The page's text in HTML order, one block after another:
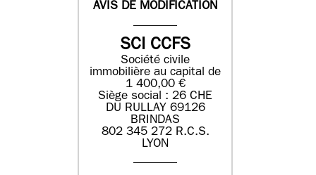
AVIS DE MODIFICATION
SCI CCFS
Société civile
immobilière au capital de
1 400,00 €
Siège social : 26 CHE
DU RULLAY 69126
BRINDAS
802 345 272 R.C.S.
LYON